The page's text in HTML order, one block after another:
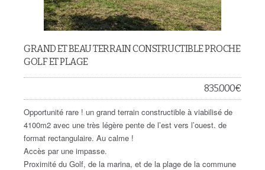
GRAND ET BEAU TERRAIN CONSTRUCTIBLE PROCHE
GOLF ET PLAGE
835.000€
Opportunité rare ! un grand terrain constructible à viabilisé de
4100m2 avec une très légère pente de l’est vers l’ouest. de
format rectangulaire. Au calme !
Accès par une impasse.
Proximité du Golf, de la marina, et de la plage de la commune